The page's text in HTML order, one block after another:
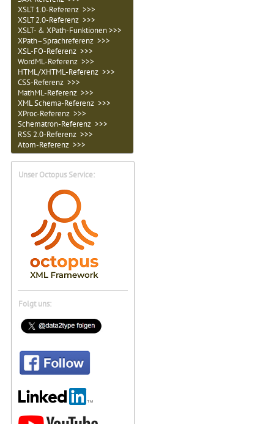
XSLT 1.0-Referenz >>>
XSLT 2.0-Referenz >>>
XSLT- & XPath-Funktionen >>>
XPath–Sprachreferenz >>>
XSL-FO-Referenz >>>
WordML-Referenz >>>
HTML/XHTML-Referenz >>>
CSS-Referenz >>>
MathML-Referenz >>>
XML Schema-Referenz >>>
XProc-Referenz >>>
Schematron-Referenz >>>
RSS 2.0-Referenz >>>
Atom-Referenz >>>
Unser Octopus Service:
Folgt uns: